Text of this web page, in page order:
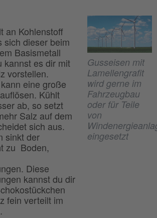
an Kohlenstoff
sich dieser beim
Basismetall
kannst es dir mit
vorstellen.
eine große
Kühlt
ab, so setzt
Salz auf dem
sich aus.
sinkt der
zu Boden,
Diese
kannst du dir
fein verteilt im
Gusseisen mit
Lamellengrafit
wird gerne im
Fahrzeugbau
oder für Teile
von
eingesetzt